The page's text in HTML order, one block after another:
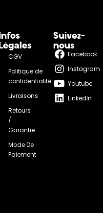
CGV
Politique de
confidentialité
Livraisons
Retours
/
Garantie
Mode De
Paiement
Suivez-
nous
Facebook
Instagram
Youtube
LinkedIn